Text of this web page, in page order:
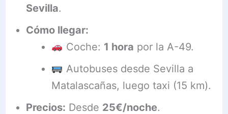
Sevilla.
Cómo llegar:
Coche: 1 hora por la A-49.
Autobuses desde Sevilla a
Matalascañas, luego taxi (15 km).
Precios: Desde 25€/noche.